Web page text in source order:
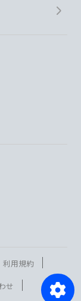
利用規約
せ